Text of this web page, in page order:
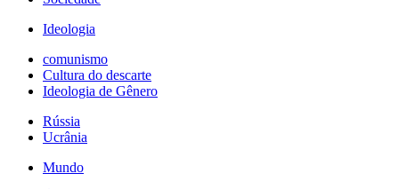
Ideologia
comunismo
Cultura do descarte
Ideologia de Gênero
Rússia
Ucrânia
Mundo